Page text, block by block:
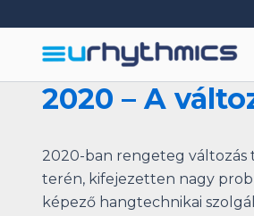
to
content
2020 – A
2020-ban rengeteg változás
terén, kifejezetten nagy
képező hangtechnikai